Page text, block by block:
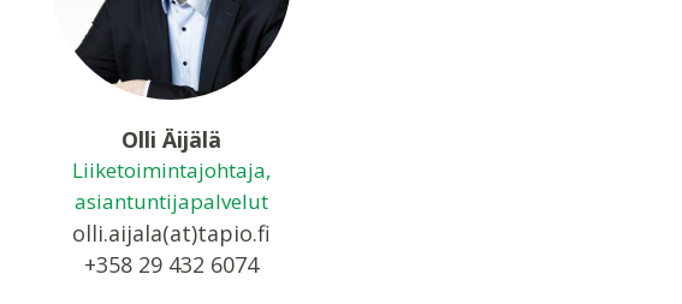
Olli Äijälä
Liiketoimintajohtaja,
asiantuntijapalvelut
olli.aijala(at)tapio.fi
+358 29 432 6074